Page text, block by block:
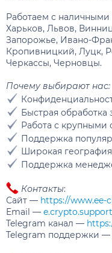
Работаем с
Харьков, Львов,
Запорожье, Ивано-
Кропивницкий, Луцк,
Черкассы, Черновцы.
Почему выбирают нас:
Быстрая обработка
Работа с крупными
Поддержка
Широкая
Поддержка
Контакты:
Сайт — https://www.ee-
Email —
Telegram канал —
Telegram поддержки —